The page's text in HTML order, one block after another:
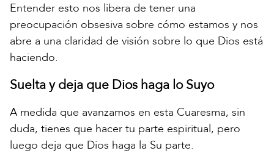
Entender esto nos libera de tener una
preocupación obsesiva sobre cómo estamos y nos
abre a una claridad de visión sobre lo que Dios está
haciendo.
Suelta y deja que Dios haga lo Suyo
A medida que avanzamos en esta Cuaresma, sin
duda, tienes que hacer tu parte espiritual, pero
luego deja que Dios haga la Su parte.